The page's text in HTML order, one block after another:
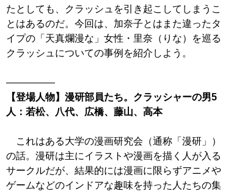
たとしても、クラッシュを引き起こしてしまうこ
とはあるのだ。今回は、加奈子とはまた違ったタ
イプの「天真爛漫な」女性・里奈（りな）を巡る
クラッシュについての事例を紹介しよう。
【登場人物】漫研部員たち。クラッシャーの男5
人：若松、八代、広橋、藤山、高本
これはある大学の漫画研究会（通称「漫研」）
の話。漫研は主にイラストや漫画を描く人が入る
サークルだが、結果的には漫画に限らずアニメや
ゲームなどのインドアな趣味を持った人たちの集